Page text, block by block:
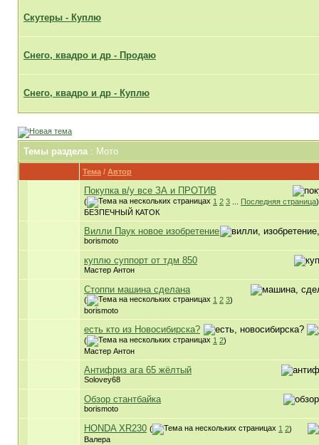
Скутеры - Куплю
Снего, квадро и др - Продаю
Снего, квадро и др - Куплю
Темы раздела: Мото
Тема / Автор
Покупка в/у все ЗА и ПРОТИВ
( 1 2 3 Последняя страница)
БЕЗПЕЧНЫЙ КАТОК
Вилли Паук новое изобретение
borismoto
куплю суппорт от тдм 850
Мастер Антон
Стоппи машина сделана
( 1 2 3)
borismoto
есть кто из Новосибирска?
( 1 2)
Мастер Антон
Антифриз ага 65 жёлтый
Solovey68
Обзор стантбайка
borismoto
HONDA XR230 ( 1 2)
Валера